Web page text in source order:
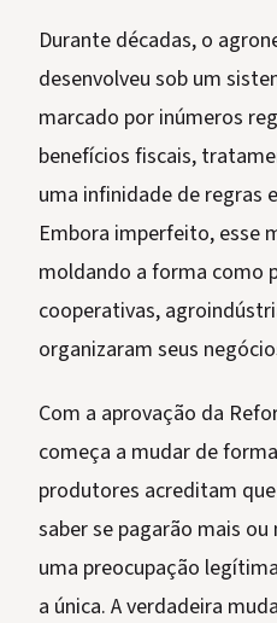
Durante décadas, o
desenvolveu sob um
marcado por inúmeros
benefícios fiscais,
uma infinidade de regras
Embora imperfeito, esse
moldando a forma como
cooperativas,
organizaram seus
Com a aprovação da
começa a mudar de
produtores acreditam
saber se pagarão mais
uma preocupação
a única. A verdadeira